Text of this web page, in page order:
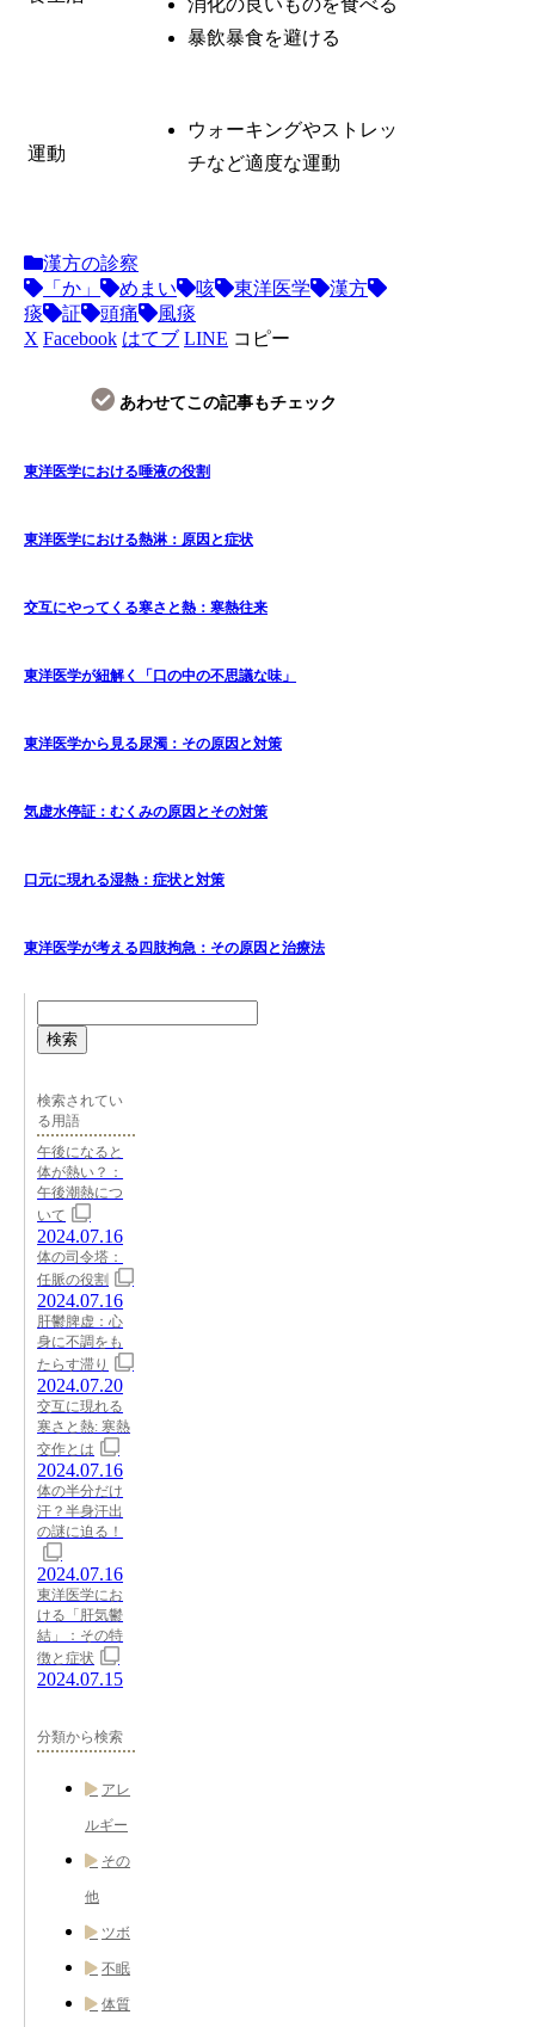
暴飲暴食を避ける
運動
ウォーキングやストレッ
チなど適度な運動
漢方の診察
「か」
めまい 咳 東洋医学
漢方
痰
証 頭痛
風痰
X Facebook はてブ LINE コピー
あわせてこの記事もチェック
東洋医学における唾液の役割
東洋医学における熱淋：原因と症状
交互にやってくる寒さと熱：寒熱往来
東洋医学が紐解く「口の中の不思議な味」
東洋医学から見る尿濁：その原因と対策
気虚水停証：むくみの原因とその対策
口元に現れる湿熱：症状と対策
東洋医学が考える四肢拘急：その原因と治療法
検索
検索されてい
る用語
午後になると
体が熱い？：
午後潮熱につ
いて
2024.07.16
体の司令塔：
任脈の役割
2024.07.16
肝鬱脾虚：心
身に不調をも
たらす滞り
2024.07.20
交互に現れる
寒さと熱: 寒熱
交作とは
2024.07.16
体の半分だけ
汗？半身汗出
の謎に迫る！
2024.07.16
東洋医学にお
ける「肝気鬱
結」：その特
徴と症状
2024.07.15
分類から検索
アレ
ルギー
その
他
ツボ
不眠
体質